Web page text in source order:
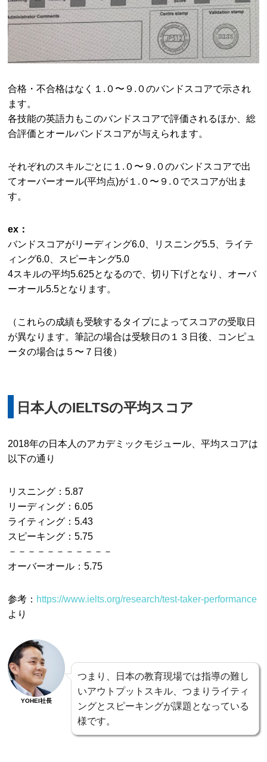
合格・不合格はなく１.０〜９.０のバンドスコアで示され
ます。
各技能の英語力もこのバンドスコアで評価されるほか、総
合評価とオールバンドスコアが与えられます。
それぞれのスキルごとに１.０〜９.０のバンドスコアで出
てオーバーオール(平均点)が１.０〜９.０でスコアが出ま
す。
ex：
バンドスコアがリーディング6.0、リスニング5.5、ライテ
ィング6.0、スピーキング5.0
4スキルの平均5.625となるので、切り下げとなり、オーバ
ーオール5.5となります。
（これらの成績も受験するタイプによってスコアの受取日
が異なります。筆記の場合は受験日の１３日後、コンピュ
ータの場合は５〜７日後）
日本人のIELTSの平均スコア
2018年の日本人のアカデミックモジュール、平均スコアは
以下の通り
リスニング：5.87
リーディング：6.05
ライティング：5.43
スピーキング：5.75
－－－－－－－－－－－
オーバーオール：5.75
参考： https://www.ielts.org/research/test-taker-performance
より
YOHEI社長
つまり、日本の教育現場では指導の難し
いアウトプットスキル、つまりライティ
ングとスピーキングが課題となっている
様です。